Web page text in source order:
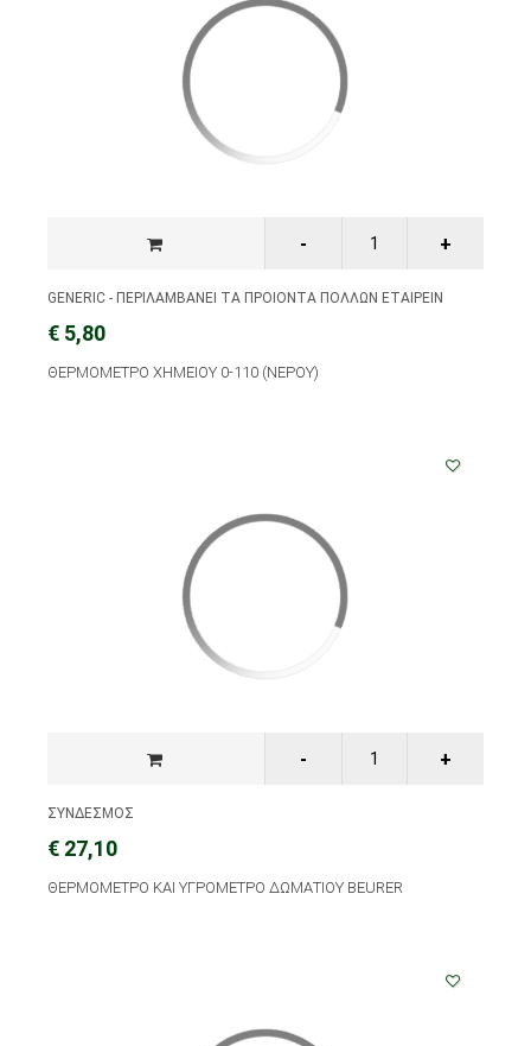
GENERIC - ΠΕΡΙΛΑΜΒΑΝΕΙ ΤΑ ΠΡΟΙΟΝΤΑ ΠΟΛΛΩΝ ΕΤΑΙΡΕΙΝ
€ 5,80
ΘΕΡΜΟΜΕΤΡΟ ΧΗΜΕΙΟΥ 0-110 (ΝΕΡΟΥ)
ΣΥΝΔΕΣΜΟΣ
€ 27,10
ΘΕΡΜΟΜΕΤΡΟ ΚΑΙ ΥΓΡΟΜΕΤΡΟ ΔΩΜΑΤΙΟΥ BEURER